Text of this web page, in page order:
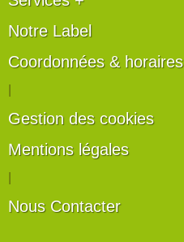
Notre Label
Coordonnées & horaires
Gestion des cookies
Mentions légales
Nous Contacter